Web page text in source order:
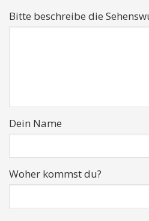
Bitte beschreibe die
Dein Name
Woher kommst du?